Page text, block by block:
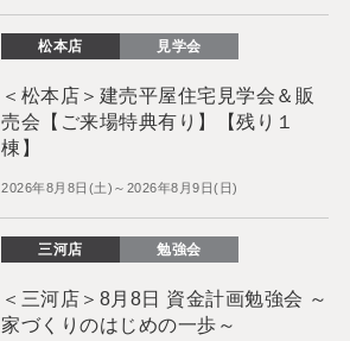
松本店 見学会
＜松本店＞建売平屋住宅見学会＆販
売会【ご来場特典有り】【残り１
棟】
2026年8月8日(土)～2026年8月9日(日)
三河店 勉強会
＜三河店＞8月8日 資金計画勉強会 ～
家づくりのはじめの一歩～